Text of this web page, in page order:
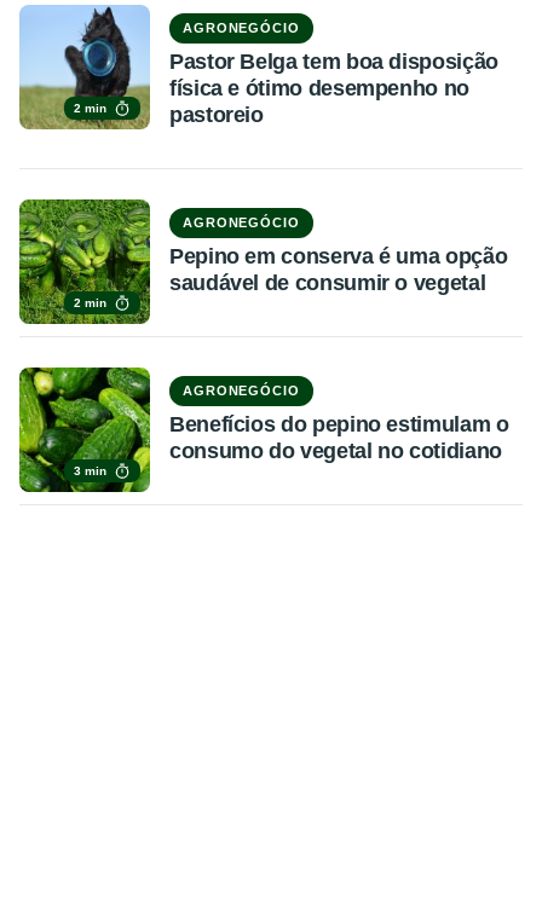
2 min
AGRONEGÓCIO
Pastor Belga tem boa disposição
física e ótimo desempenho no
pastoreio
2 min
AGRONEGÓCIO
Pepino em conserva é uma opção
saudável de consumir o vegetal
3 min
AGRONEGÓCIO
Benefícios do pepino estimulam o
consumo do vegetal no cotidiano